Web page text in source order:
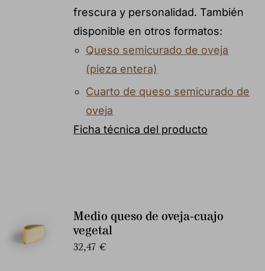
frescura y personalidad. También
disponible en otros formatos:
Queso semicurado de oveja
(pieza entera)
Cuarto de queso semicurado de
oveja
Ficha técnica del producto
Medio queso de oveja-cuajo
vegetal
32,47 €